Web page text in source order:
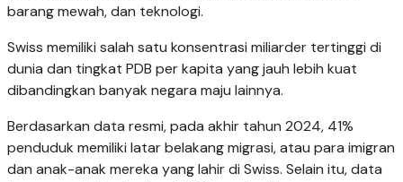
barang mewah, dan teknologi.
Swiss memiliki salah satu konsentrasi miliarder tertinggi di
dunia dan tingkat PDB per kapita yang jauh lebih kuat
dibandingkan banyak negara maju lainnya.
Berdasarkan data resmi, pada akhir tahun 2024, 41%
penduduk memiliki latar belakang migrasi, atau para imigran
dan anak-anak mereka yang lahir di Swiss. Selain itu, data